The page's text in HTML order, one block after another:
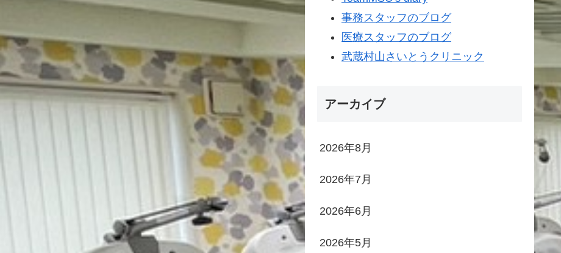
事務スタッフのブログ
医療スタッフのブログ
武蔵村山さいとうクリニック
アーカイブ
2026年8月
2026年7月
2026年6月
2026年5月